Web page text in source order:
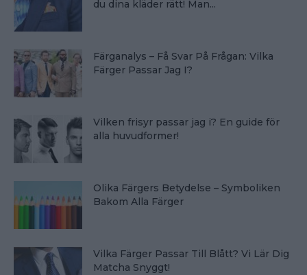
du dina kläder rätt! Man...
Färganalys – Få Svar På Frågan: Vilka
Färger Passar Jag I?
Vilken frisyr passar jag i? En guide för
alla huvudformer!
Olika Färgers Betydelse – Symboliken
Bakom Alla Färger
Vilka Färger Passar Till Blått? Vi Lär Dig
Matcha Snyggt!